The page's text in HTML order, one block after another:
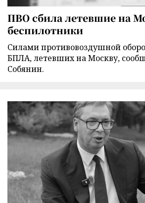
ПВО сбила летевшие на
беспилотники
Силами противовоздушной
БПЛА, летевших на Москву,
Собянин.